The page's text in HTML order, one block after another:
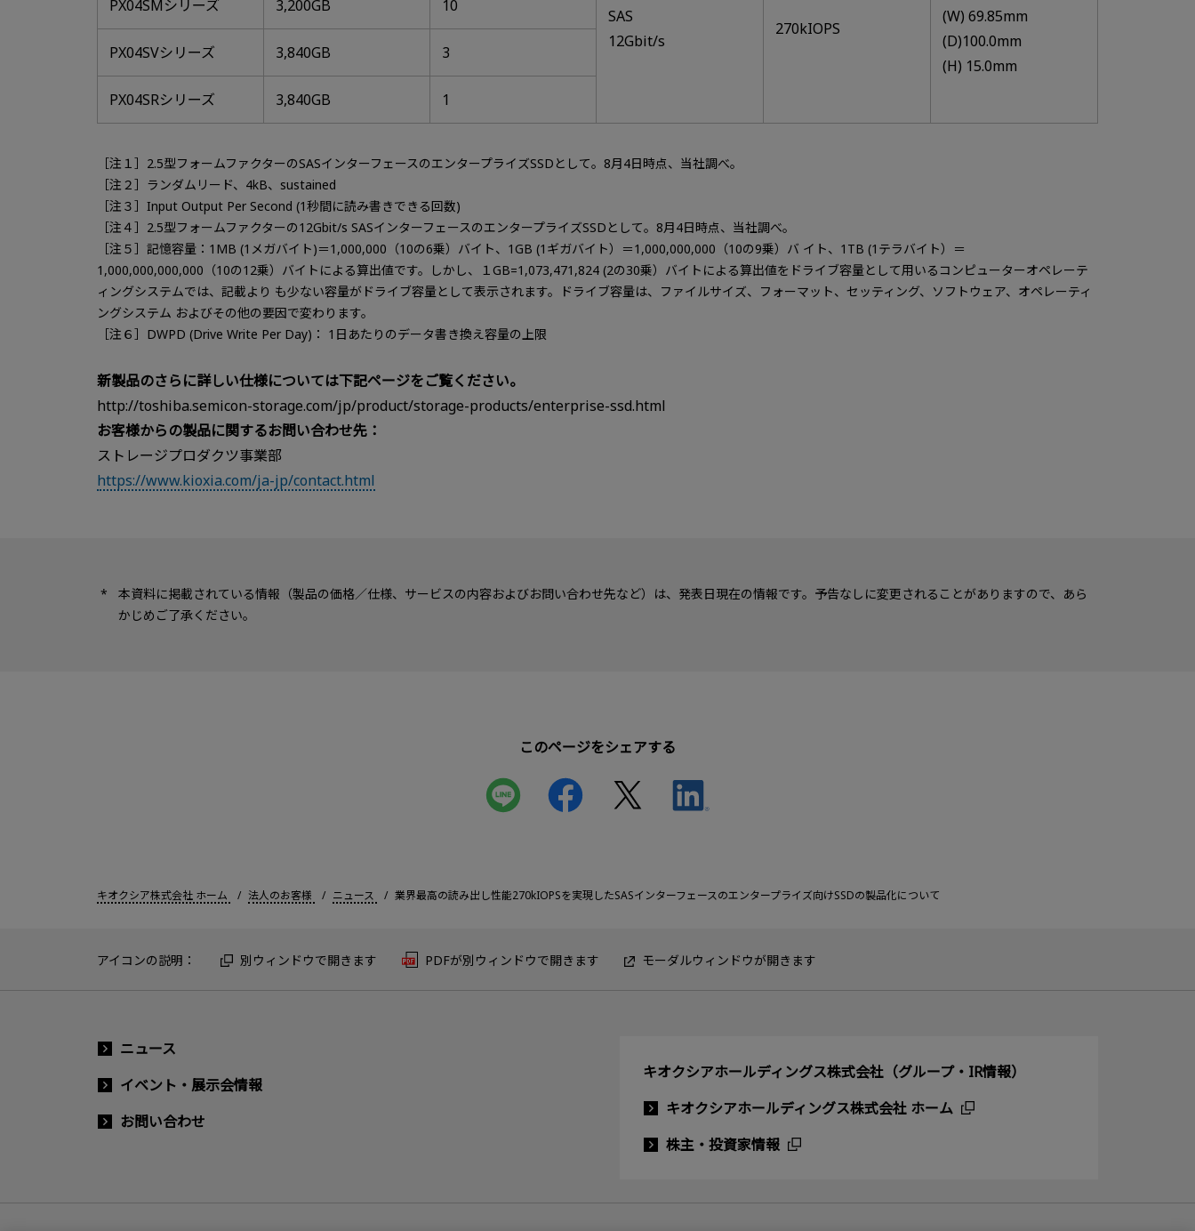
SAS
12Gbit/s
270kIOPS
(W) 69.85mm
(D)100.0mm
(H) 15.0mm
PX04SMシリーズ 3,200GB 10
PX04SVシリーズ 3,840GB 3
PX04SRシリーズ 3,840GB 1
［注１］2.5型フォームファクターのSASインターフェースのエンタープライズSSDとして。8月4日時点、当社調べ。
［注２］ランダムリード、4kB、sustained
［注３］Input Output Per Second (1秒間に読み書きできる回数)
［注４］2.5型フォームファクターの12Gbit/s SASインターフェースのエンタープライズSSDとして。8月4日時点、当社調べ。
［注５］記憶容量：1MB (1メガバイト)＝1,000,000（10の6乗）バイト、1GB (1ギガバイト）＝1,000,000,000（10の9乗）バ イト、1TB (1テラバイト）＝
1,000,000,000,000（10の12乗）バイトによる算出値です。しかし、１GB=1,073,471,824 (2の30乗）バイトによる算出値をドライブ容量として用いるコンピューターオペレーテ
ィングシステムでは、記載より も少ない容量がドライブ容量として表示されます。ドライブ容量は、ファイルサイズ、フォーマット、セッティング、ソフトウェア、オペレーティ
ングシステム およびその他の要因で変わります。
［注６］DWPD (Drive Write Per Day)： 1日あたりのデータ書き換え容量の上限
新製品のさらに詳しい仕様については下記ページをご覧ください。
http://toshiba.semicon-storage.com/jp/product/storage-products/enterprise-ssd.html
お客様からの製品に関するお問い合わせ先：
ストレージプロダクツ事業部
https://www.kioxia.com/ja-jp/contact.html
本資料に掲載されている情報（製品の価格／仕様、サービスの内容およびお問い合わせ先など）は、発表日現在の情報です。予告なしに変更されることがありますので、あら
かじめご了承ください。
このページをシェアする
キオクシア株式会社 ホーム 法人のお客様 ニュース 業界最高の読み出し性能270kIOPSを実現したSASインターフェースのエンタープライズ向けSSDの製品化について
アイコンの説明： 別ウィンドウで開きます PDFが別ウィンドウで開きます モーダルウィンドウが開きます
ニュース
イベント・展示会情報
お問い合わせ
キオクシアホールディングス株式会社（グループ・IR情報）
キオクシアホールディングス株式会社 ホーム
株主・投資家情報